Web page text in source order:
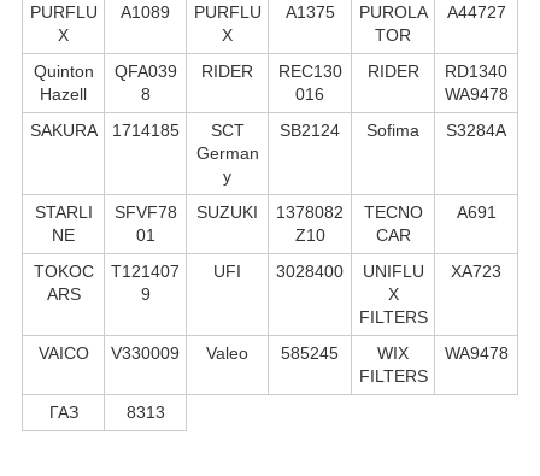
PURFLU
X
A1089
PURFLU
X
A1375
PUROLA
TOR
A44727
Quinton
Hazell
QFA039
8
RIDER
REC130
016
RIDER
RD1340
WA9478
SAKURA
1714185
SCT
German
y
SB2124 Sofima S3284A
STARLI
NE
SFVF78
01
SUZUKI
1378082
Z10
TECNO
CAR
A691
TOKOC
ARS
T121407
9
UFI 3028400
UNIFLU
X
FILTERS
XA723
VAICO V330009 Valeo 585245
WIX
FILTERS
WA9478
ГАЗ 8313